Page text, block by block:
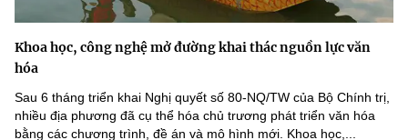
Khoa học, công nghệ mở đường khai thác nguồn lực văn
hóa
Sau 6 tháng triển khai Nghị quyết số 80-NQ/TW của Bộ Chính trị,
nhiều địa phương đã cụ thể hóa chủ trương phát triển văn hóa
bằng các chương trình, đề án và mô hình mới. Khoa học,...